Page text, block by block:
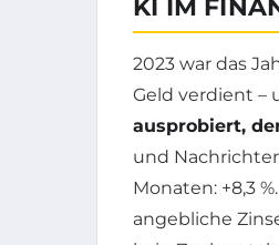
KI IM
2023 war das
Geld verdient –
ausprobiert,
und
Monaten: +8,3
angebliche